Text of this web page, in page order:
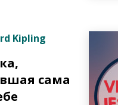
Kipling
сама